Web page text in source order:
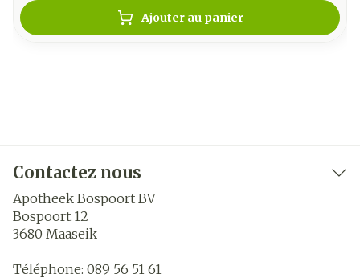
Ajouter au panier
Contactez nous
Apotheek Bospoort BV
Bospoort 12
3680 Maaseik
Téléphone: 089 56 51 61